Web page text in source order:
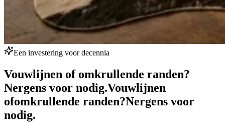
Een investering voor decennia
Vouwlijnen of omkrullende randen?
Nergens voor nodig.Vouwlijnen
ofomkrullende randen?Nergens voor
nodig.